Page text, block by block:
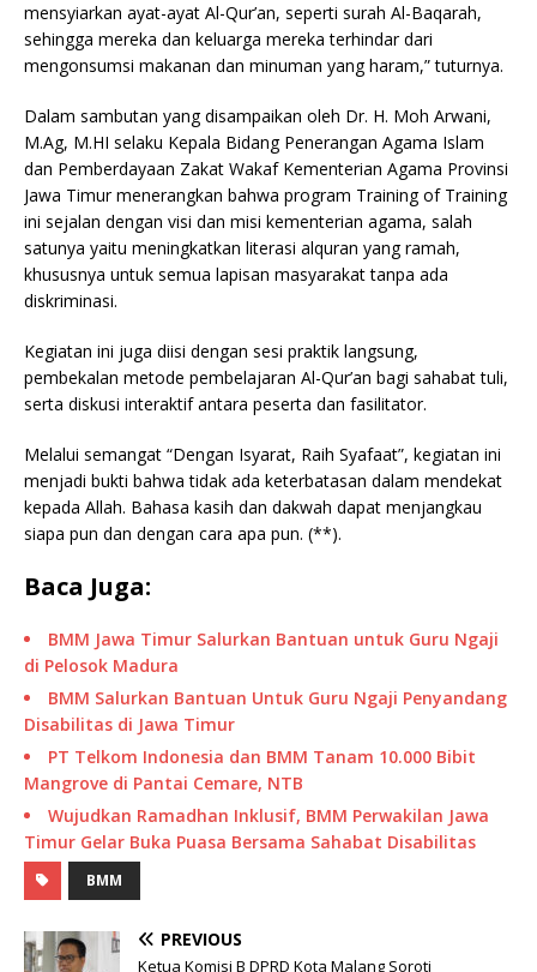
mensyiarkan ayat-ayat Al-Qur’an, seperti surah Al-Baqarah,
sehingga mereka dan keluarga mereka terhindar dari
mengonsumsi makanan dan minuman yang haram,” tuturnya.
Dalam sambutan yang disampaikan oleh Dr. H. Moh Arwani,
M.Ag, M.HI selaku Kepala Bidang Penerangan Agama Islam
dan Pemberdayaan Zakat Wakaf Kementerian Agama Provinsi
Jawa Timur menerangkan bahwa program Training of Training
ini sejalan dengan visi dan misi kementerian agama, salah
satunya yaitu meningkatkan literasi alquran yang ramah,
khususnya untuk semua lapisan masyarakat tanpa ada
diskriminasi.
Kegiatan ini juga diisi dengan sesi praktik langsung,
pembekalan metode pembelajaran Al-Qur’an bagi sahabat tuli,
serta diskusi interaktif antara peserta dan fasilitator.
Melalui semangat “Dengan Isyarat, Raih Syafaat”, kegiatan ini
menjadi bukti bahwa tidak ada keterbatasan dalam mendekat
kepada Allah. Bahasa kasih dan dakwah dapat menjangkau
siapa pun dan dengan cara apa pun. (**).
Baca Juga:
BMM Jawa Timur Salurkan Bantuan untuk Guru Ngaji
di Pelosok Madura
BMM Salurkan Bantuan Untuk Guru Ngaji Penyandang
Disabilitas di Jawa Timur
PT Telkom Indonesia dan BMM Tanam 10.000 Bibit
Mangrove di Pantai Cemare, NTB
Wujudkan Ramadhan Inklusif, BMM Perwakilan Jawa
Timur Gelar Buka Puasa Bersama Sahabat Disabilitas
BMM
PREVIOUS
Ketua Komisi B DPRD Kota Malang Soroti